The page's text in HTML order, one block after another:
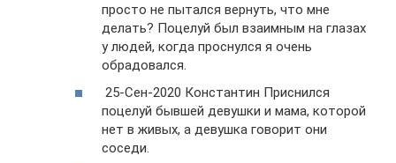
просто не пытался вернуть, что мне
делать? Поцелуй был взаимным на глазах
у людей, когда проснулся я очень
обрадовался.
25-Сен-2020 Константин Приснился
поцелуй бывшей девушки и мама, которой
нет в живых, а девушка говорит они
соседи.